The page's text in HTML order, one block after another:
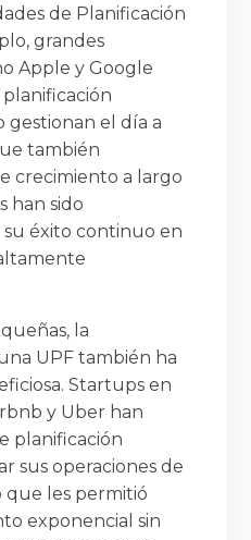
de Planificación
grandes
Apple y Google
gestionan el día a
también
crecimiento a largo
han sido
éxito continuo en
la
UPF también ha
Startups en
y Uber han
planificación
sus operaciones de
que les permitió
exponencial sin